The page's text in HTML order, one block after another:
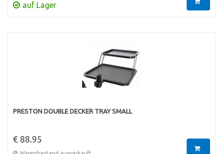
auf Lager
PRESTON DOUBLE DECKER TRAY SMALL
€ 88.95
Warenbestand ausverkauft